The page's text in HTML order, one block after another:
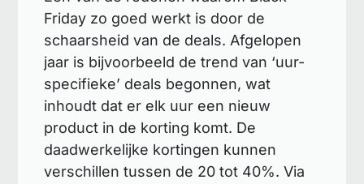
Friday zo goed werkt is door de
schaarsheid van de deals. Afgelopen
jaar is bijvoorbeeld de trend van ‘uur-
specifieke’ deals begonnen, wat
inhoudt dat er elk uur een nieuw
product in de korting komt. De
daadwerkelijke kortingen kunnen
verschillen tussen de 20 tot 40%. Via